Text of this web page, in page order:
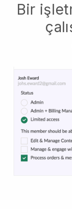
Bir